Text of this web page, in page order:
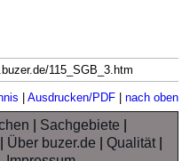
115_SGB_3.htm
| Ausdrucken/PDF| nach oben
Sachgebiete
Über buzer.de |Qualität|